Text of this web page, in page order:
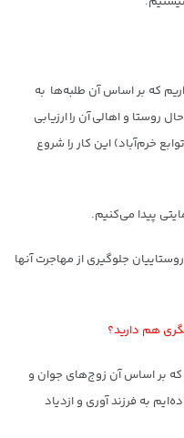
که بر اساس آن طلبه‌ها به
روستا و اهالی آن را ارزیابی
خرم‌آباد) این کار را شروع
پیدا می‌کنیم.
جلوگیری از مهاجرت آنها
هم دارید؟
بر اساس آن زوج‌های جوان و
به فرزند آوری و ازدیاد